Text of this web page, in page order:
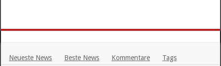
Neueste News Beste News Kommentare Tags